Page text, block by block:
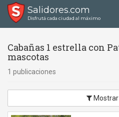
Salidores.com
Disfrutá cada ciudad al máximo
Cabañas 1 estrella con
mascotas
1 publicaciones
Mostrar